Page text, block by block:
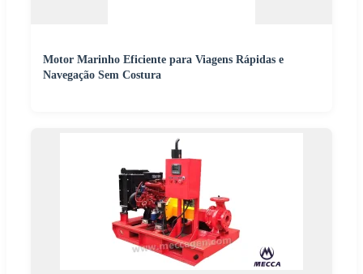
Motor Marinho Eficiente para Viagens Rápidas e
Navegação Sem Costura